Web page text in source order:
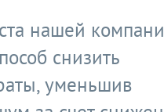
нашей
снизить
уменьшив